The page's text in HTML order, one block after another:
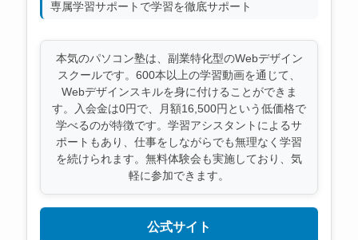
専属学習サポートで学習を徹底サポート
本気のパソコン塾は、副業特化型のWebデザイン
スクールです。600本以上の学習動画を通じて、
Webデザインスキルを身に付けることができま
す。入会金は0円で、月額16,500円という低価格で
学べるのが特徴です。学習アシスタントによるサ
ポートもあり、仕事をしながらでも無理なく学習
を続けられます。無料体験会も実施しており、気
軽に参加できます。
公式サイト